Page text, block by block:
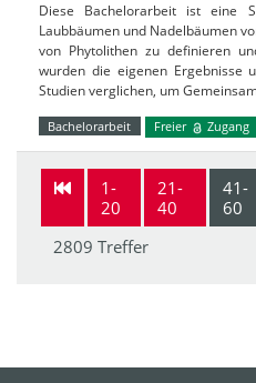
Diese Bachelorarbeit ist eine
Laubbäumen und Nadelbäumen
von Phytolithen zu definieren
wurden die eigenen Ergebnisse
Studien verglichen, um
Bachelorarbeit Freier Zugang
1-
20
21-
40
41-
60
2809 Treffer